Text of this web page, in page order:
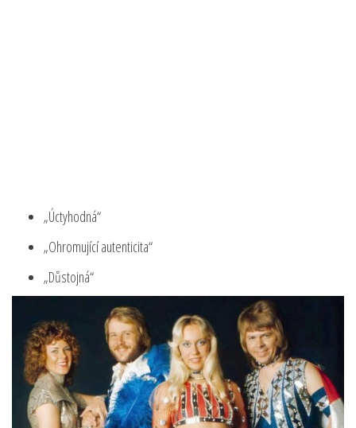
„Úctyhodná“
„Ohromující autenticita“
„Důstojná“